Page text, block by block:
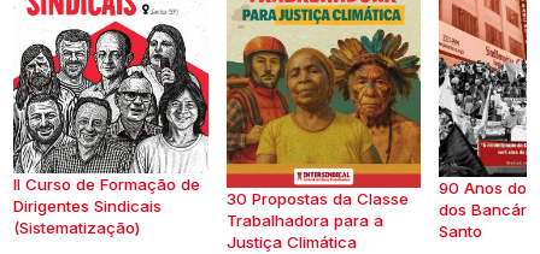
II Curso de Formação de
Dirigentes Sindicais
(Sistematização)
30 Propostas da Classe
Trabalhadora para a
Justiça Climática
90 Anos do
dos
Santo